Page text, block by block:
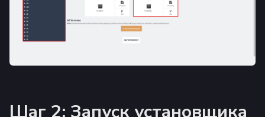
Шаг 2: Запуск установщика